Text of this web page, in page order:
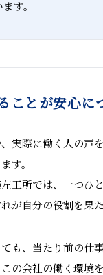
す。
ことが安心に
実際に働く人の声
す。
工所では、一つひ
が自分の役割を果た
も、当たり前の仕
の会社の働く環境